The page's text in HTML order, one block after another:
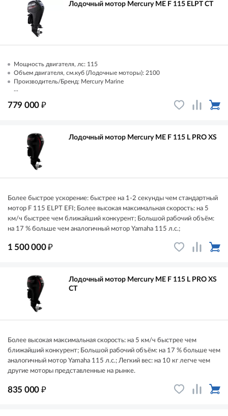
Лодочный мотор Mercury ME F 115 ELPT CT
Мощность двигателя, лс: 115
Объем двигателя, см.куб (Лодочные моторы): 2100
Производитель/Бренд: Mercury Marine
...
779 000 ₽
Лодочный мотор Mercury ME F 115 L PRO XS
Более быстрое ускорение: быстрее на 1-2 секунды чем стандартный
мотор F 115 ELPT EFI; Более высокая максимальная скорость: на 5
км/ч быстрее чем ближайший конкурент; Большой рабочий объём:
на 17 % больше чем аналогичный мотор Yamaha 115 л.с.;
1 500 000₽
Лодочный мотор Mercury ME F 115 L PRO XS
СТ
Более высокая максимальная скорость: на 5 км/ч быстрее чем
ближайший конкурент; Большой рабочий объём: на 17 % больше чем
аналогичный мотор Yamaha 115 л.с.; Легкий вес: на 10 кг легче чем
другие моторы представленные на рынке.
835 000 ₽